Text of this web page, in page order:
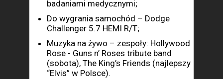
badaniami medycznymi;
Do wygrania samochód – Dodge
Challenger 5.7 HEMI R/T;
Muzyka na żywo – zespoły: Hollywood
Rose - Guns n’ Roses tribute band
(sobota), The King’s Friends (najlepszy
“Elvis” w Polsce).